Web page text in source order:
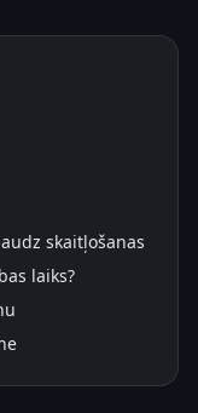
skaitļošanas
laiks?